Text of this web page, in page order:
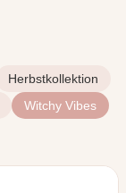
Herbstkollektion
Witchy Vibes